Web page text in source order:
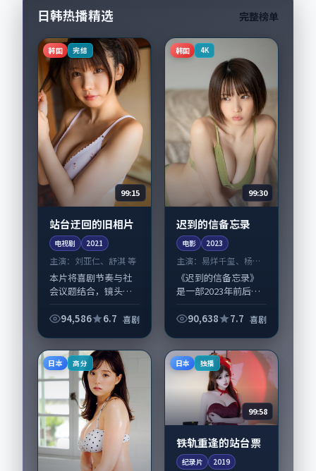
日韩热播精选 完整榜单
韩国 完结
99:15
站台迂回的旧相片
电视剧 2021
主演： 刘亚仁、舒淇 等
本片将喜剧节奏与社
会议题结合，镜头语
《站台迂回的旧相
线；取景与声音设计
凸显韩国城市质感，
适合...
94,586 6.7 喜剧
韩国 4K
99:30
迟到的信备忘录
电影 2023
主演： 易烊千玺、杨幂
等
《迟到的信备忘录》
是一部2023年前后推
毕赣执导，易烊千
戏份。故事围绕当代
都市中的抉择与救...
90,638 7.7 喜剧
日本 高分 日本 独播
99:58
铁轨重逢的站台票
纪录片 2019